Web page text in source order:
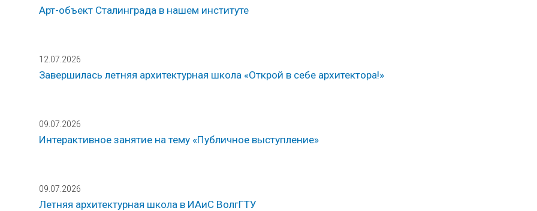
Арт-объект Сталинграда в нашем институте
12.07.2026
Завершилась летняя архитектурная школа «Открой в себе архитектора!»
09.07.2026
Интерактивное занятие на тему «Публичное выступление»
09.07.2026
Летняя архитектурная школа в ИАиС ВолгГТУ